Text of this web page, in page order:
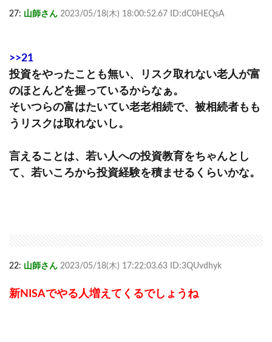
27: 山師さん 2023/05/18(木) 18:00:52.67 ID:dC0HEQsA
>>21
投資をやったことも無い、リスク取れない老人が富
のほとんどを握っているからなぁ。
そいつらの富はたいてい老老相続で、被相続者もも
うリスクは取れないし。
言えることは、若い人への投資教育をちゃんとし
て、若いころから投資経験を積ませるくらいかな。
22: 山師さん 2023/05/18(木) 17:22:03.63 ID:3QUvdhyk
新NISAでやる人増えてくるでしょうね